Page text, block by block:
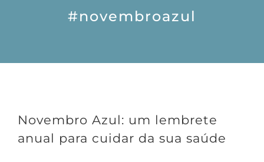
#novembroazul
Novembro Azul: um lembrete
anual para cuidar da sua saúde